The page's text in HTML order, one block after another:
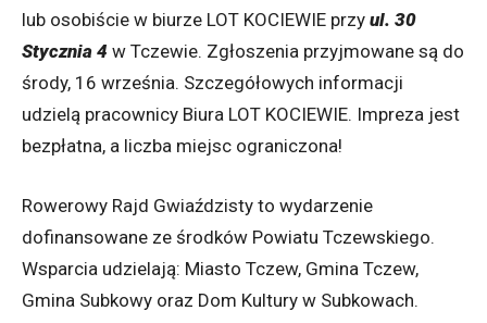
lub osobiście w biurze LOT KOCIEWIE przy ul. 30
Stycznia 4 w Tczewie. Zgłoszenia przyjmowane są do
środy, 16 września. Szczegółowych informacji
udzielą pracownicy Biura LOT KOCIEWIE. Impreza jest
bezpłatna, a liczba miejsc ograniczona!
Rowerowy Rajd Gwiaździsty to wydarzenie
dofinansowane ze środków Powiatu Tczewskiego.
Wsparcia udzielają: Miasto Tczew, Gmina Tczew,
Gmina Subkowy oraz Dom Kultury w Subkowach.